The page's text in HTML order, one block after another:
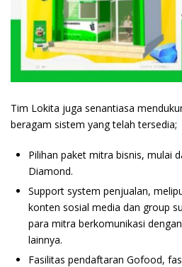
Tim Lokita juga senantiasa
beragam sistem yang telah tersedia;
Pilihan paket mitra bisnis, mulai
Diamond.
Support system penjualan,
konten sosial media dan group
para mitra berkomunikasi
lainnya.
Fasilitas pendaftaran Gofood,